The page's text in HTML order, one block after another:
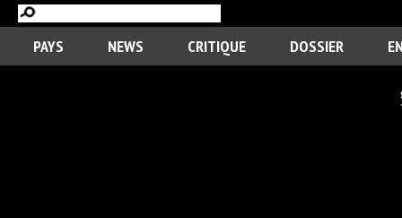
PAYS NEWS CRITIQUE DOSSIER